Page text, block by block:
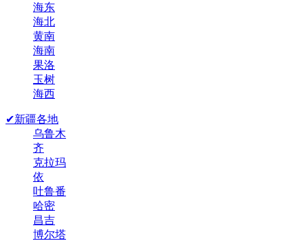
海东
海北
黄南
海南
果洛
玉树
海西
✔新疆各地
乌鲁木
齐
克拉玛
依
吐鲁番
哈密
昌吉
博尔塔